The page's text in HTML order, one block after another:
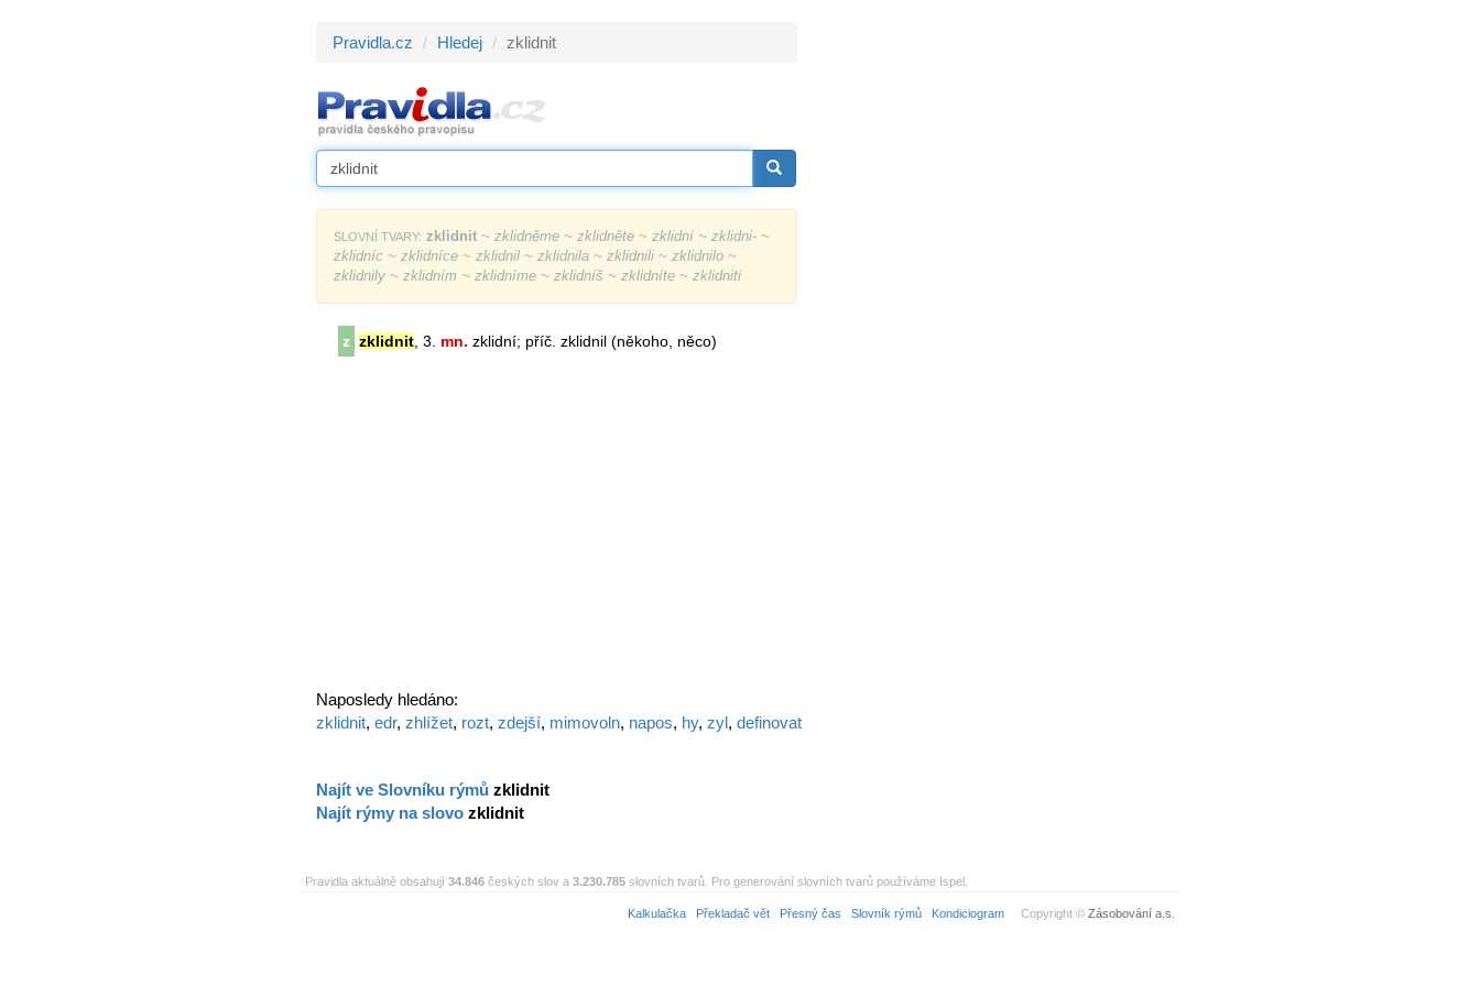
Pravidla.cz Hledej zklidnit
SLOVNÍ TVARY: zklidnit ~ zklidněme ~ zklidněte ~ zklidní ~ zklidni- ~
zklidníc ~ zklidníce ~ zklidnil ~ zklidnila ~ zklidnili ~ zklidnilo ~
zklidnily ~ zklidním ~ zklidníme ~ zklidníš ~ zklidníte ~ zklidniti
z zklidnit , 3. mn. zklidní; příč. zklidnil (někoho, něco)
Naposledy hledáno:
zklidnit, edr, zhlížet, rozt, zdejší, mimovoln, napos, hy, zyl, definovat
Najít ve Slovníku rýmů zklidnit
Najít rýmy na slovo zklidnit
Pravidla aktuálně obsahují 34.846 českých slov a 3.230.785 slovních tvarů. Pro generování slovních tvarů používáme Ispel.
Kalkulačka Překladač vět Přesný čas Slovník rýmů Kondiciogram Copyright © Zásobování a.s.